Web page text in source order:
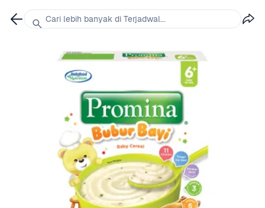
Cari lebih banyak di Terjadwal...